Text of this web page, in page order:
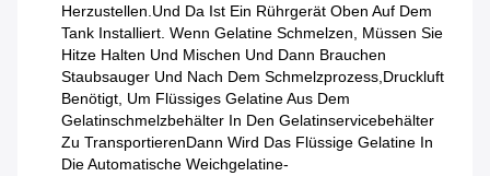
Herzustellen.Und Da Ist Ein Rührgerät Oben Auf Dem
Tank Installiert. Wenn Gelatine Schmelzen, Müssen Sie
Hitze Halten Und Mischen Und Dann Brauchen
Staubsauger Und Nach Dem Schmelzprozess,Druckluft
Benötigt, Um Flüssiges Gelatine Aus Dem
Gelatinschmelzbehälter In Den Gelatinservicebehälter
Zu TransportierenDann Wird Das Flüssige Gelatine In
Die Automatische Weichgelatine-